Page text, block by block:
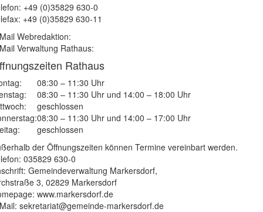
+49 (0)35829 630-0
+49 (0)35829 630-11
Webredaktion:
Verwaltung Rathaus:
Rathaus
08:30 – 11:30 Uhr
08:30 – 11:30 Uhr und 14:00 – 18:00 Uhr
geschlossen
08:30 – 11:30 Uhr und 14:00 – 17:00 Uhr
geschlossen
der Öffnungszeiten können Termine vereinbart werden.
035829 630-0
Gemeindeverwaltung Markersdorf,
3, 02829 Markersdorf
www.markersdorf.de
sekretariat@gemeinde-markersdorf.de